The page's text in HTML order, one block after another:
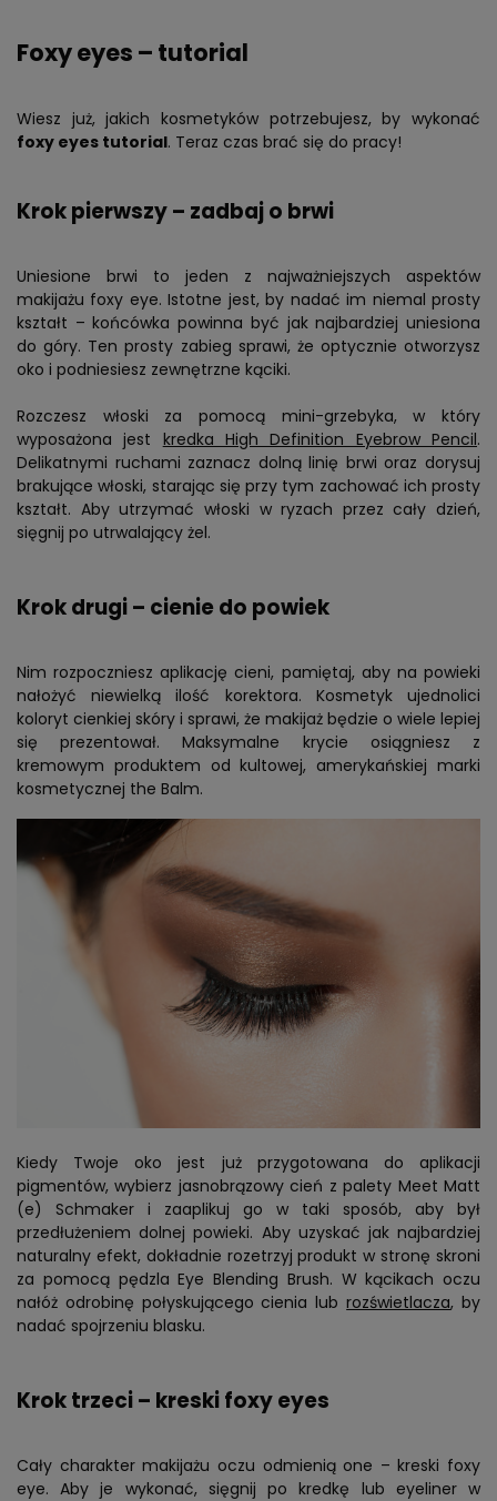
Foxy eyes – tutorial
Wiesz już, jakich kosmetyków potrzebujesz, by wykonać
foxy eyes tutorial. Teraz czas brać się do pracy!
Krok pierwszy – zadbaj o brwi
Uniesione brwi to jeden z najważniejszych aspektów
makijażu foxy eye. Istotne jest, by nadać im niemal prosty
kształt – końcówka powinna być jak najbardziej uniesiona
do góry. Ten prosty zabieg sprawi, że optycznie otworzysz
oko i podniesiesz zewnętrzne kąciki.
Rozczesz włoski za pomocą mini-grzebyka, w który
wyposażona jest kredka High Definition Eyebrow Pencil.
Delikatnymi ruchami zaznacz dolną linię brwi oraz dorysuj
brakujące włoski, starając się przy tym zachować ich prosty
kształt. Aby utrzymać włoski w ryzach przez cały dzień,
sięgnij po utrwalający żel.
Krok drugi – cienie do powiek
Nim rozpoczniesz aplikację cieni, pamiętaj, aby na powieki
nałożyć niewielką ilość korektora. Kosmetyk ujednolici
koloryt cienkiej skóry i sprawi, że makijaż będzie o wiele lepiej
się prezentował. Maksymalne krycie osiągniesz z
kremowym produktem od kultowej, amerykańskiej marki
kosmetycznej the Balm.
Kiedy Twoje oko jest już przygotowana do aplikacji
pigmentów, wybierz jasnobrązowy cień z palety Meet Matt
(e) Schmaker i zaaplikuj go w taki sposób, aby był
przedłużeniem dolnej powieki. Aby uzyskać jak najbardziej
naturalny efekt, dokładnie rozetrzyj produkt w stronę skroni
za pomocą pędzla Eye Blending Brush. W kącikach oczu
nałóż odrobinę połyskującego cienia lubrozświetlacza, by
nadać spojrzeniu blasku.
Krok trzeci – kreski foxy eyes
Cały charakter makijażu oczu odmienią one – kreski foxy
eye. Aby je wykonać, sięgnij po kredkę lub eyeliner w